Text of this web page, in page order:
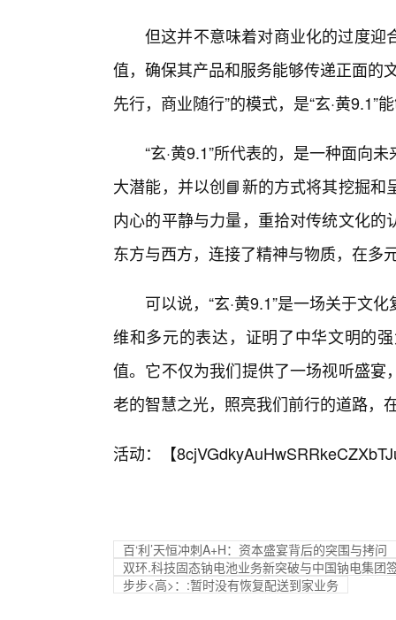
但这并不意味着对商业化的过度迎
值，确保其产品和服务能够传递正面的
先行，商业随行”的模式，是“玄·黄9.1”
“玄·黄9.1”所代表的，是一种面向
大潜能，并以创📘新的方式将其挖掘
内心的平静与力量，重拾对传统文化
东方与西方，连接了精神与物质，在多
可以说，“玄·黄9.1”是一场关于文
维和多元的表达，证明了中华文明的
值。它不仅为我们提供了一场视听盛
老的智慧之光，照亮我们前行的道路，
活动：【
百‘利’天恒冲刺A+H：资本盛宴背后的突围与拷问
双环.科技固态钠电池业务新突破与中国钠电集团
步步<高>：:暂时没有恢复配送到家业务